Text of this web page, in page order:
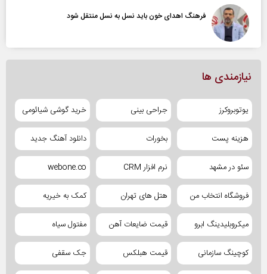
فرهنگ اهدای خون باید نسل به نسل منتقل شود
نیازمندی ها
یوتوبروکرز جراحی بینی خرید گوشی شیائومی
هزینه پست بخورات دانلود آهنگ جدید
سئو در مشهد نرم افزار CRM webone.co
فروشگاه انتخاب من هتل های تهران کمک به خیریه
میکروبلیدینگ ابرو قیمت ضایعات آهن مفتول سیاه
کوچینگ سازمانی قیمت هبلکس جک سقفی